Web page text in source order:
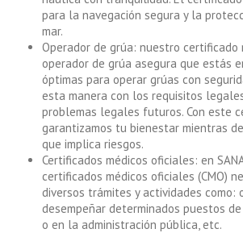
para la navegación segura y la
mar.
Operador de grúa: nuestro certificado
operador de grúa asegura que estás
óptimas para operar grúas con
esta manera con los requisitos
problemas legales futuros. Con este
garantizamos tu bienestar mientras
que implica riesgos.
Certificados médicos oficiales: en
certificados médicos oficiales (CMO)
diversos trámites y actividades como:
desempeñar determinados puestos
o en la administración pública, etc.